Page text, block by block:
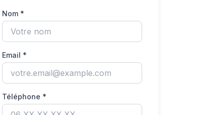
Nom *
Email *
Téléphone *